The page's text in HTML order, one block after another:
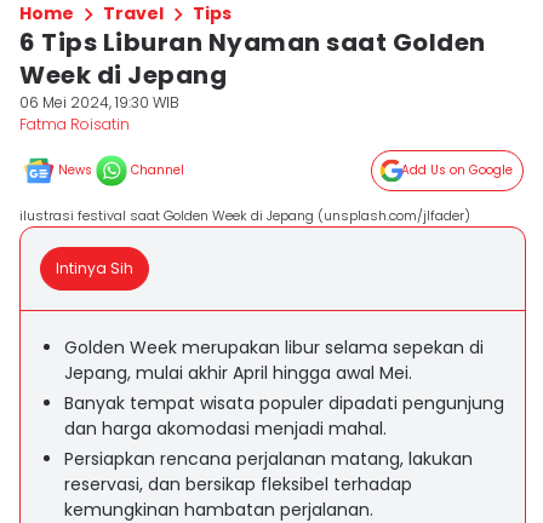
Home Travel Tips
6 Tips Liburan Nyaman saat Golden
Week di Jepang
06 Mei 2024, 19:30 WIB
Fatma Roisatin
News Channel Add Us on Google
ilustrasi festival saat Golden Week di Jepang (unsplash.com/jlfader)
Intinya Sih
Golden Week merupakan libur selama sepekan di
Jepang, mulai akhir April hingga awal Mei.
Banyak tempat wisata populer dipadati pengunjung
dan harga akomodasi menjadi mahal.
Persiapkan rencana perjalanan matang, lakukan
reservasi, dan bersikap fleksibel terhadap
kemungkinan hambatan perjalanan.